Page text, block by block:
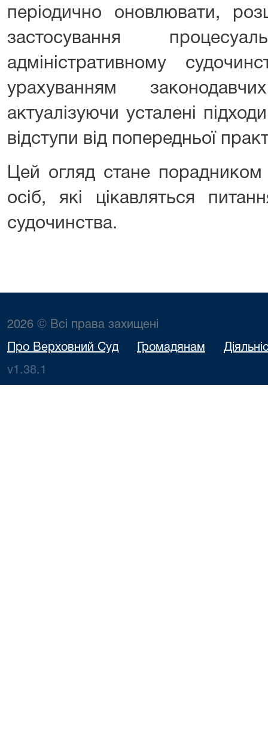
періодично оновлювати,
застосування
адміністративному
урахуванням
актуалізуючи усталені
відступи від попередньої
Цей огляд стане порадником
осіб, які цікавляться
судочинства.
2026 © Всі права захищені
Про Верховний Суд Громадянам
v1.38.1